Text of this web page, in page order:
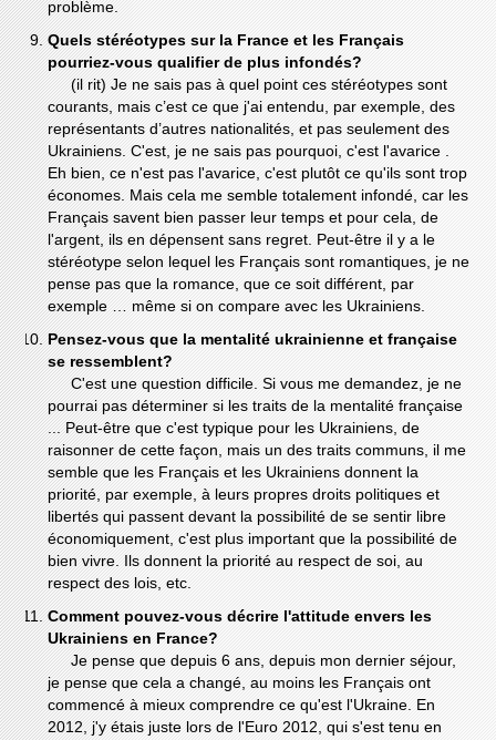
problème.
Quels stéréotypes sur la France et les Français
pourriez-vous qualifier de plus infondés?
(il rit) Je ne sais pas à quel point ces stéréotypes sont
courants, mais c’est ce que j'ai entendu, par exemple, des
représentants d’autres nationalités, et pas seulement des
Ukrainiens. C'est, je ne sais pas pourquoi, c'est l'avarice .
Eh bien, ce n'est pas l'avarice, c'est plutôt ce qu'ils sont trop
économes. Mais cela me semble totalement infondé, car les
Français savent bien passer leur temps et pour cela, de
l'argent, ils en dépensent sans regret. Peut-être il y a le
stéréotype selon lequel les Français sont romantiques, je ne
pense pas que la romance, que ce soit différent, par
exemple … même si on compare avec les Ukrainiens.
Pensez-vous que la mentalité ukrainienne et française
se ressemblent?
C'est une question difficile. Si vous me demandez, je ne
pourrai pas déterminer si les traits de la mentalité française
... Peut-être que c'est typique pour les Ukrainiens, de
raisonner de cette façon, mais un des traits communs, il me
semble que les Français et les Ukrainiens donnent la
priorité, par exemple, à leurs propres droits politiques et
libertés qui passent devant la possibilité de se sentir libre
économiquement, c'est plus important que la possibilité de
bien vivre. Ils donnent la priorité au respect de soi, au
respect des lois, etc.
Comment pouvez-vous décrire l'attitude envers les
Ukrainiens en France?
Je pense que depuis 6 ans, depuis mon dernier séjour,
je pense que cela a changé, au moins les Français ont
commencé à mieux comprendre ce qu'est l'Ukraine. En
2012, j'y étais juste lors de l'Euro 2012, qui s'est tenu en